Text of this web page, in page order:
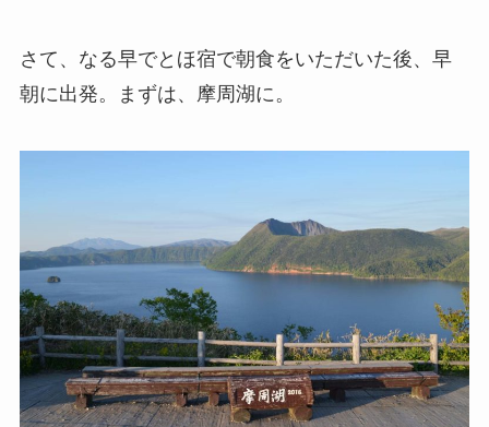
さて、なる早でとほ宿で朝食をいただいた後、早
朝に出発。まずは、摩周湖に。